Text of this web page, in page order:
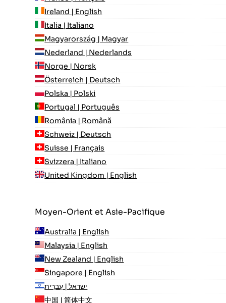
Ireland | English
Italia | Italiano
Magyarország | Magyar
Nederland | Nederlands
Norge | Norsk
Österreich | Deutsch
Polska | Polski
Portugal | Português
România | Română
Schweiz | Deutsch
Suisse | Français
Svizzera | Italiano
United Kingdom | English
Moyen-Orient et Asie-Pacifique
Australia | English
Malaysia | English
New Zealand | English
Singapore | English
ישראל | עִברִית
中国 | 简体中文